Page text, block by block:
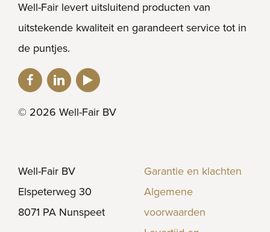
Well-Fair levert uitsluitend producten van
uitstekende kwaliteit en garandeert service tot in
de puntjes.
© 2026 Well-Fair BV
Well-Fair BV
Elspeterweg 30
8071 PA Nunspeet
Garantie en klachten
Algemene
voorwaarden